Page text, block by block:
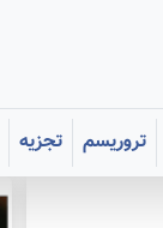
تروریسم تجزیه